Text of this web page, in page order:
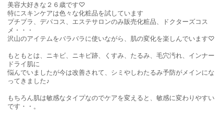
美容大好きな２６歳です♡
特にスキンケアは色々な化粧品を試しています
プチプラ、デパコス、エステサロンのみ販売化粧品、ドクターズコス
メ・・・
沢山のアイテムをバラバラに使いながら、肌の変化を楽しんでいます♡
もともとは、ニキビ、ニキビ跡、くすみ、たるみ、毛穴汚れ、インナー
ドライ肌に
悩んでいましたが今は改善されて、シミやしわたるみ予防がメインにな
ってきました♪
もちろん肌は敏感なタイプなのでケアを変えると、敏感に変わりやすい
です・・。